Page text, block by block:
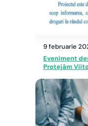
9 februarie
Eveniment
Protejăm